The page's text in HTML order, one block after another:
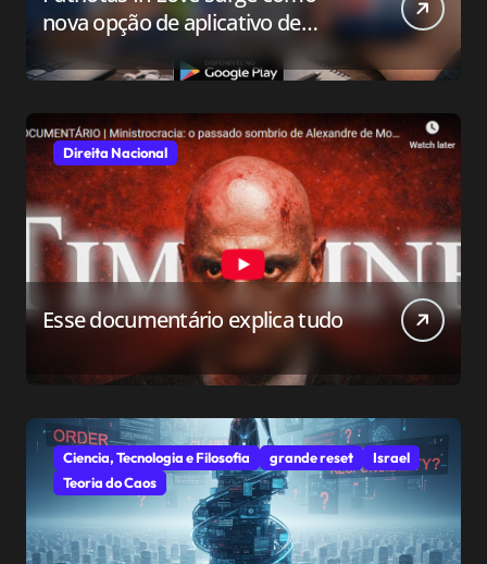
nova opção de aplicativo de
relacionamento para o público
conservador
Direita Nacional
Esse documentário explica tudo
Ciencia, Tecnologia e Filosofia grande reset
Israel
Teoria do Caos